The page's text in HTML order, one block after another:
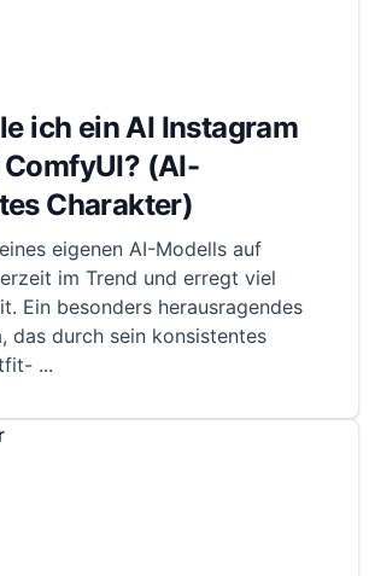
ich ein AI Instagram
(AI-
Charakter)
eigenen AI-Modells auf
im Trend und erregt viel
Ein besonders herausragendes
das durch sein konsistentes
...